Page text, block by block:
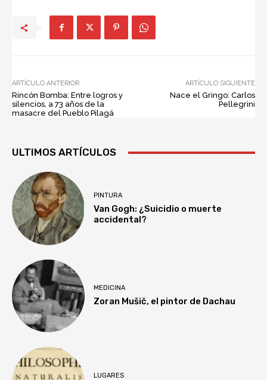
ARTÍCULO ANTERIOR
Rincón Bomba: Entre logros y
silencios, a 73 años de la
masacre del Pueblo Pilagá
ARTÍCULO SIGUIENTE
Nace el Gringo: Carlos
Pellegrini
ULTIMOS ARTÍCULOS
PINTURA
Van Gogh: ¿Suicidio o muerte
accidental?
MEDICINA
Zoran Mušič, el pintor de Dachau
LUGARES